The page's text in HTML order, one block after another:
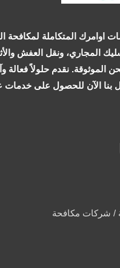
اوامرك المتكاملة لمكافحة
المجاري، ونقل العفش
الموثوقة. نقدم حلولاً فعالة
بنا الآن للحصول على خدمات
/ شركات مكافحة